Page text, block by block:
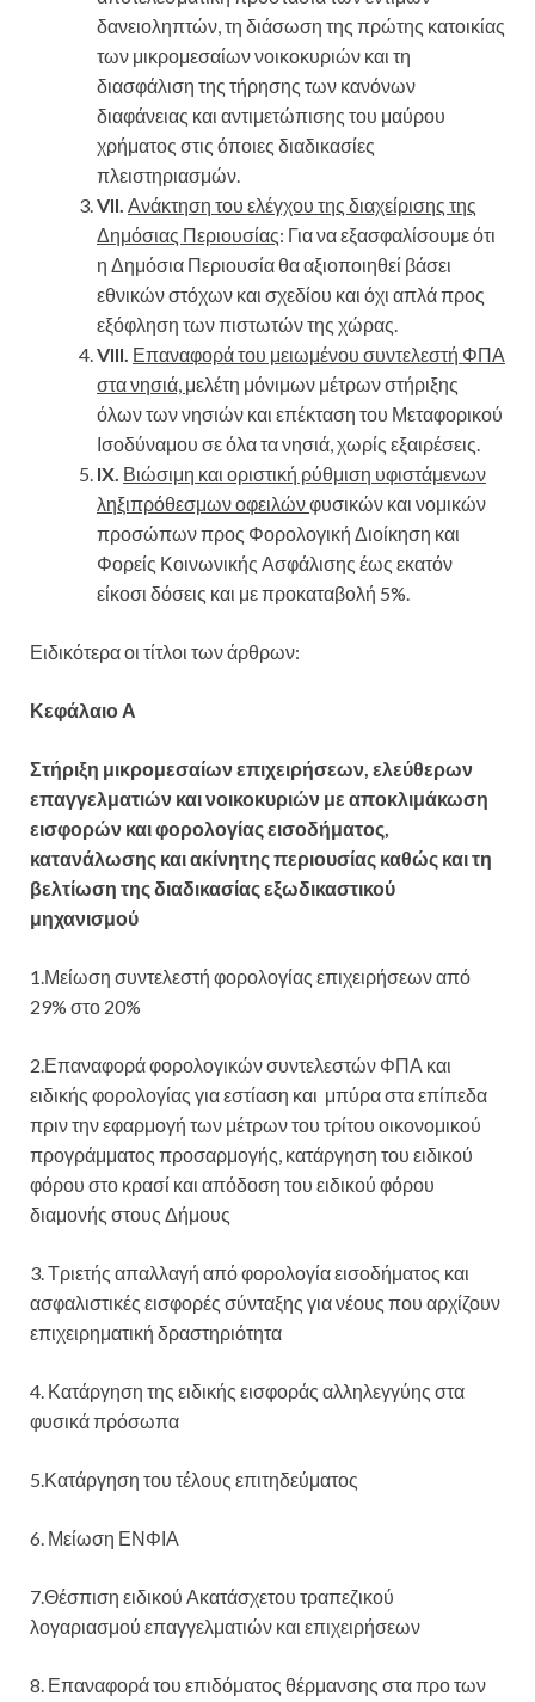
δανειοληπτών, τη διάσωση της πρώτης κατοικίας
των μικρομεσαίων νοικοκυριών και τη
διασφάλιση της τήρησης των κανόνων
διαφάνειας και αντιμετώπισης του μαύρου
χρήματος στις όποιες διαδικασίες
πλειστηριασμών.
VII. Ανάκτηση του ελέγχου της διαχείρισης της
Δημόσιας Περιουσίας: Για να εξασφαλίσουμε ότι
η Δημόσια Περιουσία θα αξιοποιηθεί βάσει
εθνικών στόχων και σχεδίου και όχι απλά προς
εξόφληση των πιστωτών της χώρας.
VIII. Επαναφορά του μειωμένου συντελεστή ΦΠΑ
στα νησιά, μελέτη μόνιμων μέτρων στήριξης
όλων των νησιών και επέκταση του Μεταφορικού
Ισοδύναμου σε όλα τα νησιά, χωρίς εξαιρέσεις.
IX. Βιώσιμη και οριστική ρύθμιση υφιστάμενων
ληξιπρόθεσμων οφειλώνφυσικών και νομικών
προσώπων προς Φορολογική Διοίκηση και
Φορείς Κοινωνικής Ασφάλισης έως εκατόν
είκοσι δόσεις και με προκαταβολή 5%.
Ειδικότερα οι τίτλοι των άρθρων:
Κεφάλαιο Α
Στήριξη μικρομεσαίων επιχειρήσεων, ελεύθερων
επαγγελματιών και νοικοκυριών με αποκλιμάκωση
εισφορών και φορολογίας εισοδήματος,
κατανάλωσης και ακίνητης περιουσίας καθώς και τη
βελτίωση της διαδικασίας εξωδικαστικού
μηχανισμού
1.Μείωση συντελεστή φορολογίας επιχειρήσεων από
29% στο 20%
2.Επαναφορά φορολογικών συντελεστών ΦΠΑ και
ειδικής φορολογίας για εστίαση και μπύρα στα επίπεδα
πριν την εφαρμογή των μέτρων του τρίτου οικονομικού
προγράμματος προσαρμογής, κατάργηση του ειδικού
φόρου στο κρασί και απόδοση του ειδικού φόρου
διαμονής στους Δήμους
3. Τριετής απαλλαγή από φορολογία εισοδήματος και
ασφαλιστικές εισφορές σύνταξης για νέους που αρχίζουν
επιχειρηματική δραστηριότητα
4. Κατάργηση της ειδικής εισφοράς αλληλεγγύης στα
φυσικά πρόσωπα
5.Κατάργηση του τέλους επιτηδεύματος
6. Μείωση ΕΝΦΙΑ
7.Θέσπιση ειδικού Ακατάσχετου τραπεζικού
λογαριασμού επαγγελματιών και επιχειρήσεων
8. Επαναφορά του επιδόματος θέρμανσης στα προ των